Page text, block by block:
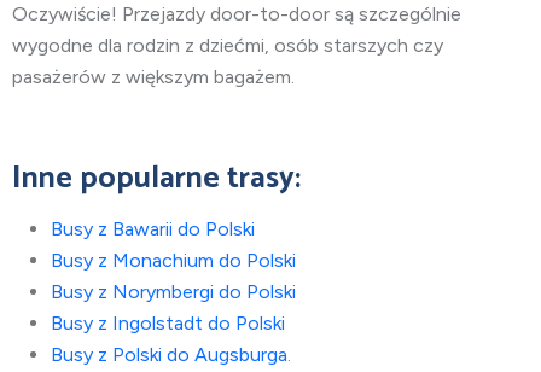
Oczywiście! Przejazdy door-to-door są szczególnie
wygodne dla rodzin z dziećmi, osób starszych czy
pasażerów z większym bagażem.
Inne popularne trasy:
Busy z Bawarii do Polski
Busy z Monachium do Polski
Busy z Norymbergi do Polski
Busy z Ingolstadt do Polski
Busy z Polski do Augsburga